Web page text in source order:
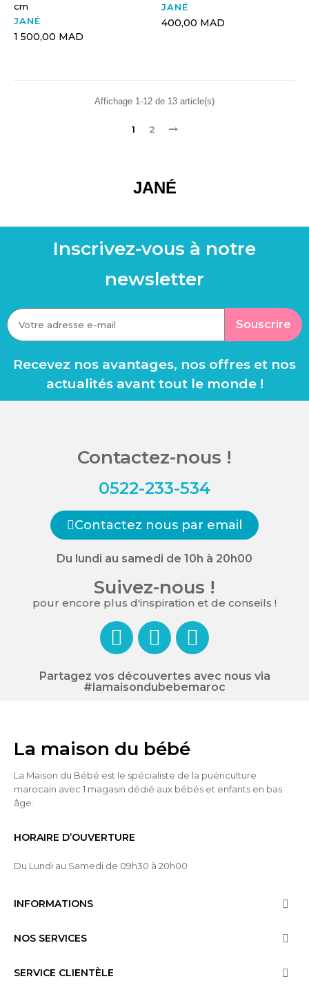
cm
JANÉ
1 500,00 MAD
JANÉ
400,00 MAD
Affichage 1-12 de 13 article(s)
1 2
JANÉ
Inscrivez-vous à notre
newsletter
Souscrire
Recevez nos avantages, nos offres et nos
actualités avant tout le monde !
Contactez-nous !
0522-233-534
Contactez nous par email
Du lundi au samedi de 10h à 20h00
Suivez-nous !
pour encore plus d'inspiration et de conseils !
Partagez vos découvertes avec nous via
#lamaisondubebemaroc
La maison du bébé
La Maison du Bébé est le spécialiste de la puériculture
marocain avec 1 magasin dédié aux bébés et enfants en bas
âge.
HORAIRE D’OUVERTURE
Du Lundi au Samedi de 09h30 à 20h00
INFORMATIONS 
NOS SERVICES 
SERVICE CLIENTÈLE 